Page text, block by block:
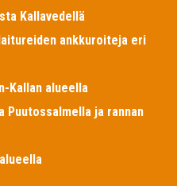
Kallavedellä
ankkuroiteja eri
Kallan alueella
Puutossalmella ja rannan